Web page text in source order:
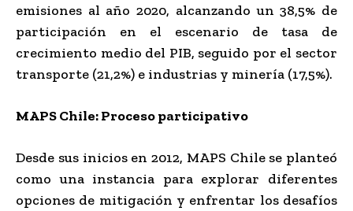
emisiones al año 2020, alcanzando un 38,5% de
participación en el escenario de tasa de
crecimiento medio del PIB, seguido por el sector
transporte (21,2%) e industrias y minería (17,5%).
MAPS Chile: Proceso participativo
Desde sus inicios en 2012, MAPS Chile se planteó
como una instancia para explorar diferentes
opciones de mitigación y enfrentar los desafíos